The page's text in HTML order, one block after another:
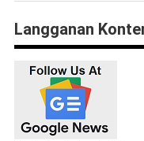
Langganan